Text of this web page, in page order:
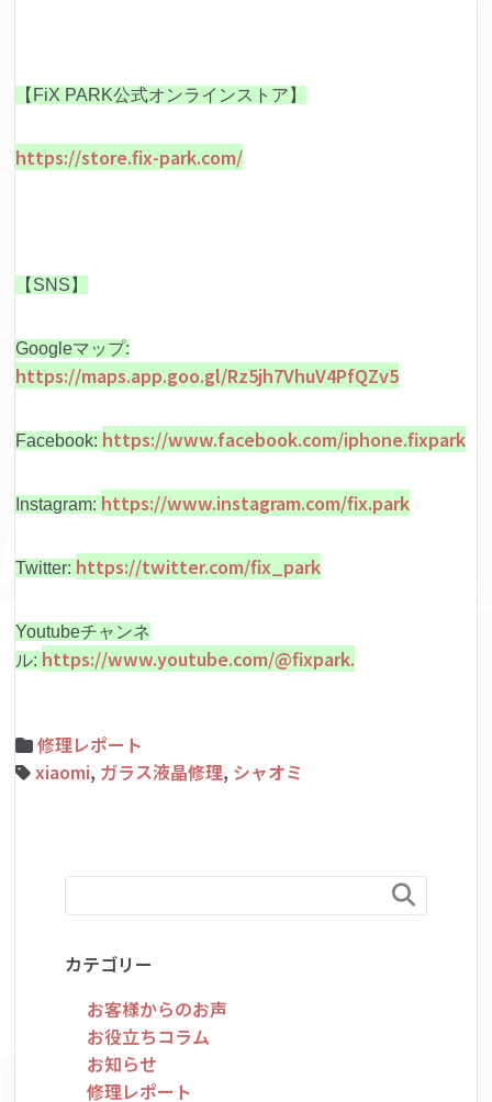
【FiX PARK公式オンラインストア】
https://store.fix-park.com/
【SNS】
Googleマップ:
https://maps.app.goo.gl/Rz5jh7VhuV4PfQZv5
Facebook: https://www.facebook.com/iphone.fixpark
Instagram: https://www.instagram.com/fix.park
Twitter: https://twitter.com/fix_park
Youtubeチャンネ
ル: https://www.youtube.com/@fixpark.
修理レポート
xiaomi, ガラス液晶修理, シャオミ

カテゴリー
お客様からのお声
お役立ちコラム
お知らせ
修理レポート